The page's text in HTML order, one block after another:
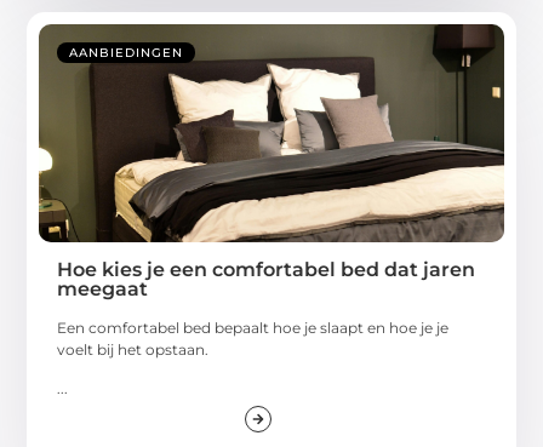
AANBIEDINGEN
Hoe kies je een comfortabel bed dat jaren
meegaat
Een comfortabel bed bepaalt hoe je slaapt en hoe je je
voelt bij het opstaan.
...